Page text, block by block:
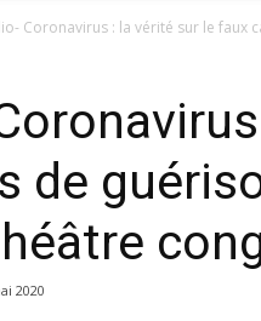
Coronavirus : la vérité sur le faux
de
2020